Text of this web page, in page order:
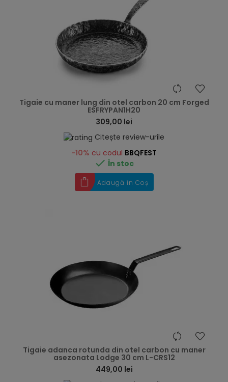
Tigaie cu maner lung din otel carbon 20 cm Forged
ESFRYPAN1H20
309,00 lei
Citește review-urile
-10% cu codul BBQFEST
 În stoc
Adaugă în Coș
Tigaie adanca rotunda din otel carbon cu maner
asezonata Lodge 30 cm L-CRS12
449,00 lei